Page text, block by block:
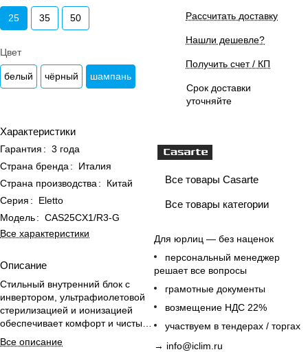
25 35 50
Цвет
белый чёрный шампань
Характеристики
Гарантия : 3 года
Страна бренда :
Италия
Страна производства :
Китай
Серия :
Eletto
Модель: CAS25CX1/R3-G
Все характеристики
Описание
Стильный внутренний блок с
инвертором, ультрафиолетовой
стерилизацией и ионизацией
обеспечивает комфорт и чистый
воздух в офисных помещениях.
Все описание
Рассчитать доставку
Нашли дешевле?
Получить счет / КП
Срок доставки
уточняйте
Все товары Casarte
Все товары категории
Для юрлиц — без наценок
персональный менеджер
решает все вопросы
грамотные документы
возмещение НДС 22%
участвуем в тендерах / торгах
→ info@iclim.ru